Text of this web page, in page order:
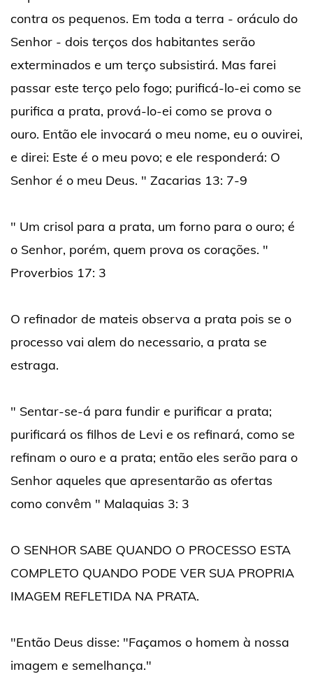
contra os pequenos. Em toda a terra - oráculo do
Senhor - dois terços dos habitantes serão
exterminados e um terço subsistirá. Mas farei
passar este terço pelo fogo; purificá-lo-ei como se
purifica a prata, prová-lo-ei como se prova o
ouro. Então ele invocará o meu nome, eu o ouvirei,
e direi: Este é o meu povo; e ele responderá: O
Senhor é o meu Deus. " Zacarias 13: 7-9
" Um crisol para a prata, um forno para o ouro; é
o Senhor, porém, quem prova os corações. "
Proverbios 17: 3
O refinador de mateis observa a prata pois se o
processo vai alem do necessario, a prata se
estraga.
" Sentar-se-á para fundir e purificar a prata;
purificará os filhos de Levi e os refinará, como se
refinam o ouro e a prata; então eles serão para o
Senhor aqueles que apresentarão as ofertas
como convêm " Malaquias 3: 3
O SENHOR SABE QUANDO O PROCESSO ESTA
COMPLETO QUANDO PODE VER SUA PROPRIA
IMAGEM REFLETIDA NA PRATA.
"Então Deus disse: "Façamos o homem à nossa
imagem e semelhança."